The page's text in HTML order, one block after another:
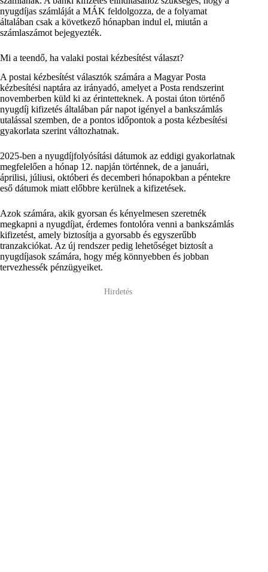
nyugdíjas számláját a MÁK feldolgozza, de a folyamat
általában csak a következő hónapban indul el, miután a
számlaszámot bejegyezték.
Mi a teendő, ha valaki postai kézbesítést választ?
A postai kézbesítést választók számára a Magyar Posta
kézbesítési naptára az irányadó, amelyet a Posta rendszerint
novemberben küld ki az érintetteknek. A postai úton történő
nyugdíj kifizetés általában pár napot igényel a bankszámlás
utalással szemben, de a pontos időpontok a posta kézbesítési
gyakorlata szerint változhatnak.
2025-ben a nyugdíjfolyósítási dátumok az eddigi gyakorlatnak
megfelelően a hónap 12. napján történnek, de a januári,
áprilisi, júliusi, októberi és decemberi hónapokban a péntekre
eső dátumok miatt előbbre kerülnek a kifizetések.
Azok számára, akik gyorsan és kényelmesen szeretnék
megkapni a nyugdíjat, érdemes fontolóra venni a bankszámlás
kifizetést, amely biztosítja a gyorsabb és egyszerűbb
tranzakciókat. Az új rendszer pedig lehetőséget biztosít a
nyugdíjasok számára, hogy még könnyebben és jobban
tervezhessék pénzügyeiket.
Hirdetés